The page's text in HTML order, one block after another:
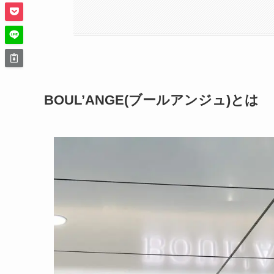
BOUL’ANGE(ブールアンジュ)とは